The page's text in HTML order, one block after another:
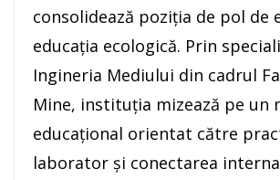
consolidează poziția de pol de
educația ecologică. Prin
Ingineria Mediului din cadrul
Mine, instituția mizează pe un
educațional orientat către
laborator și conectarea